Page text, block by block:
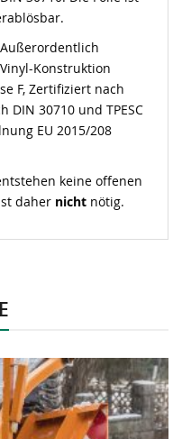
Außerordentlich
Konstruktion
F, Zertifiziert nach
DIN 30710 und TPESC
EU 2015/208
keine offenen
daher nicht nötig.